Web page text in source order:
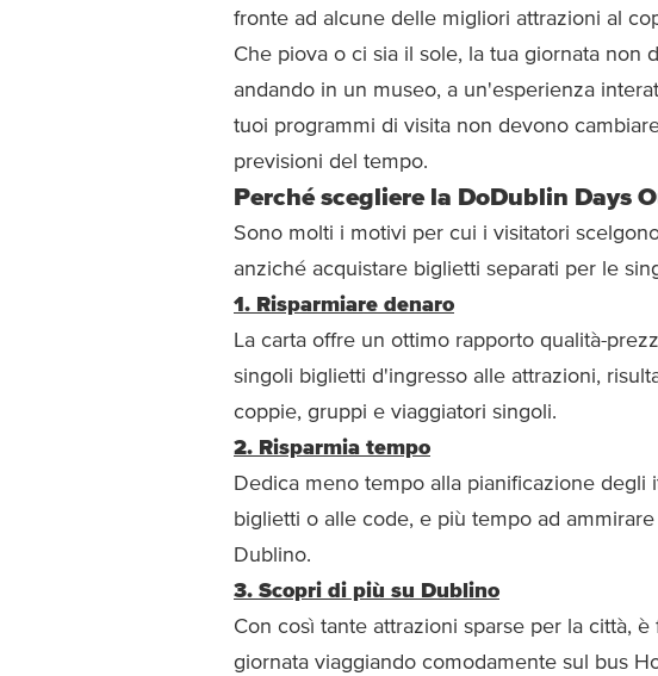
fronte ad alcune delle migliori attrazioni al
Che piova o ci sia il sole, la tua giornata non
andando in un museo, a un'esperienza
tuoi programmi di visita non devono
previsioni del tempo.
Perché scegliere la DoDublin Days
Sono molti i motivi per cui i visitatori
anziché acquistare biglietti separati per le
1. Risparmiare denaro
La carta offre un ottimo rapporto qualità-
singoli biglietti d'ingresso alle attrazioni,
coppie, gruppi e viaggiatori singoli.
2. Risparmia tempo
Dedica meno tempo alla pianificazione degli
biglietti o alle code, e più tempo ad
Dublino.
3. Scopri di più su Dublino
Con così tante attrazioni sparse per la città,
giornata viaggiando comodamente sul bus